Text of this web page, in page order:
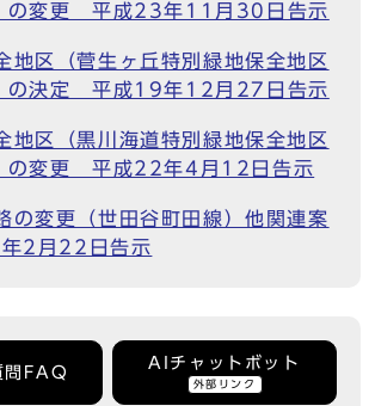
の変更 平成23年11月30日告示
地区（菅生ヶ丘特別緑地保全地区
の決定 平成19年12月27日告示
地区（黒川海道特別緑地保全地区
の変更 平成22年4月12日告示
の変更（世田谷町田線）他関連案
2月22日告示
問FAQ
AIチャットボット
外部リンク